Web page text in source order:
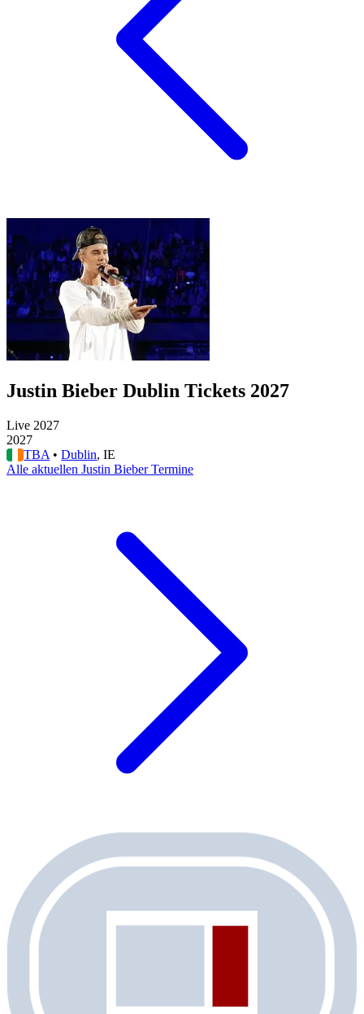
Justin Bieber Dublin Tickets 2027
Live 2027
2027
TBA • Dublin, IE
Alle aktuellen Justin Bieber Termine